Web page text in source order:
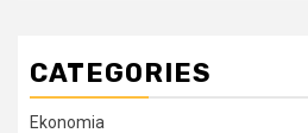
CATEGORIES
Ekonomia